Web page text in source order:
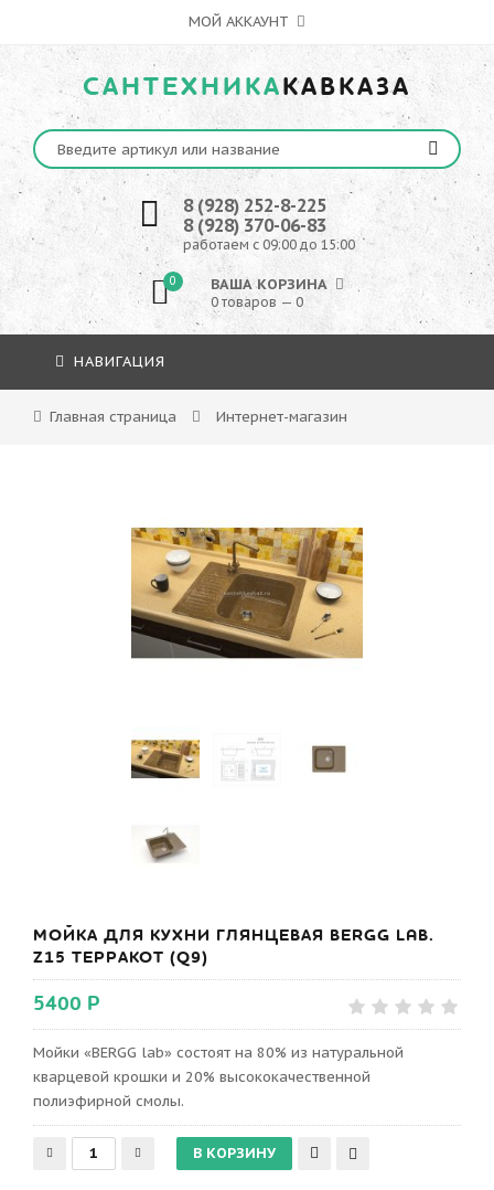
МОЙ АККАУНТ
САНТЕХНИКАКАВКАЗА
8 (928) 252-8-225
8 (928) 370-06-83
работаем с 09:00 до 15:00
0 ВАША КОРЗИНА
0 товаров — 0
НАВИГАЦИЯ
Главная страница Интернет-магазин
МОЙКА ДЛЯ КУХНИ ГЛЯНЦЕВАЯ BERGG LAB.
Z15 ТЕРРАКОТ (Q9)
5400 Р
Мойки «BERGG lab» состоят на 80% из натуральной
кварцевой крошки и 20% высококачественной
полиэфирной смолы.